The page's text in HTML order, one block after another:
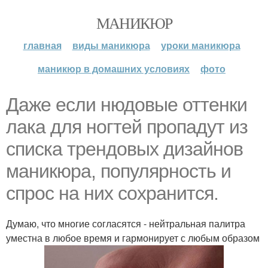
МАНИКЮР
главная виды маникюра
уроки маникюра
маникюр в домашних условиях
фото
Даже если нюдовые оттенки
лака для ногтей пропадут из
списка трендовых дизайнов
маникюра, популярность и
спрос на них сохранится.
Думаю, что многие согласятся - нейтральная палитра
уместна в любое время и гармонирует с любым образом